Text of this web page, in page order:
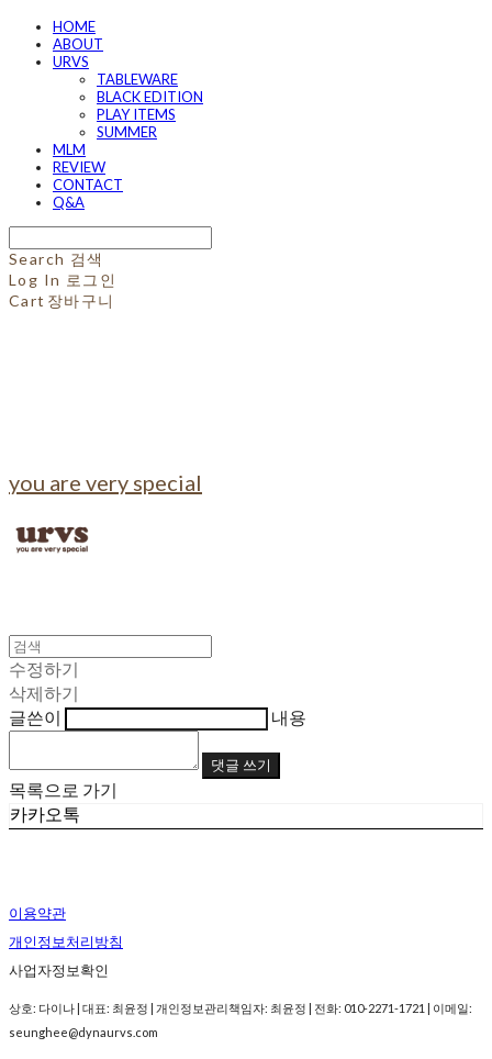
HOME
ABOUT
URVS
TABLEWARE
BLACK EDITION
PLAY ITEMS
SUMMER
MLM
REVIEW
CONTACT
Q&A
Search 검색
Log In 로그인
Cart 장바구니
you are very special
수정하기
삭제하기
글쓴이
내용
댓글 쓰기
목록으로 가기
카카오톡
이용약관
개인정보처리방침
사업자정보확인
상호: 다이나 | 대표: 최윤정 | 개인정보관리책임자: 최윤정 | 전화: 010-2271-1721 | 이메일:
seunghee@dynaurvs.com